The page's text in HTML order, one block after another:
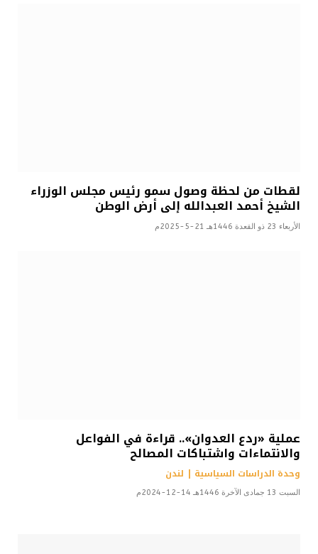
لقطات من لحظة وصول سمو رئيس مجلس الوزراء
الشيخ أحمد العبدالله إلى أرض الوطن
الأربعاء 23 ذو القعدة 1446هـ 21-5-2025م
عملية «ردع العدوان».. قراءة في الفواعل
والانتماءات واشتباكات المصالح
وحدة الدراسات السياسية | لندن
السبت 13 جمادى الآخرة 1446هـ 14-12-2024م